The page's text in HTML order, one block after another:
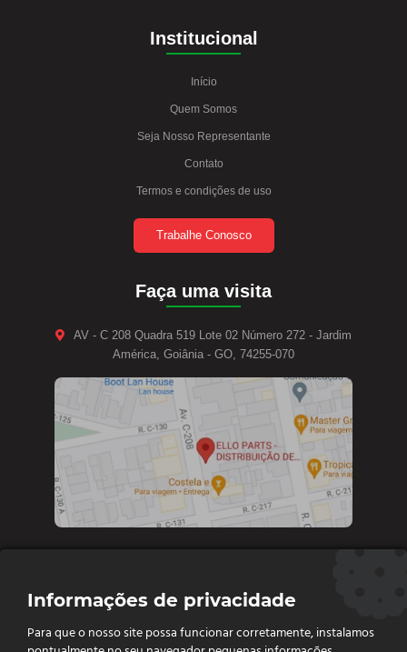
Institucional
Início
Quem Somos
Seja Nosso Representante
Contato
Termos e condições de uso
Trabalhe Conosco
Faça uma visita
AV - C 208 Quadra 519 Lote 02 Número 272 - Jardim
América, Goiânia - GO, 74255-070
Diretoria e vendas: (62) 9 9693-4273
Vendas e Financeiro: (62) 98261 - 0055
Informações de privacidade
Para que o nosso site possa funcionar corretamente, instalamos